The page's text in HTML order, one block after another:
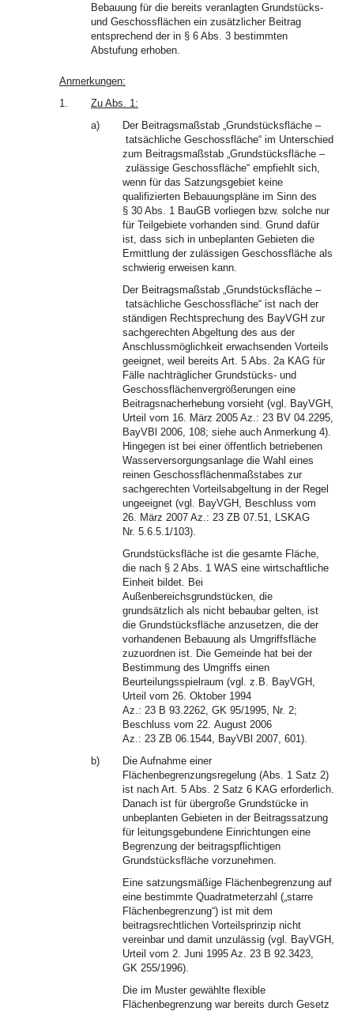
Bebauung für die bereits veranlagten Grundstücks-
und Geschossflächen ein zusätzlicher Beitrag
entsprechend der in § 6 Abs. 3 bestimmten
Abstufung erhoben.
Anmerkungen:
1.
Zu Abs. 1:
a)
Der Beitragsmaßstab „Grundstücksfläche –
tatsächliche Geschossfläche“ im Unterschied
zum Beitragsmaßstab „Grundstücksfläche –
zulässige Geschossfläche“ empfiehlt sich,
wenn für das Satzungsgebiet keine
qualifizierten Bebauungspläne im Sinn des
§ 30 Abs. 1 BauGB vorliegen bzw. solche nur
für Teilgebiete vorhanden sind. Grund dafür
ist, dass sich in unbeplanten Gebieten die
Ermittlung der zulässigen Geschossfläche als
schwierig erweisen kann.
Der Beitragsmaßstab „Grundstücksfläche –
tatsächliche Geschossfläche“ ist nach der
ständigen Rechtsprechung des BayVGH zur
sachgerechten Abgeltung des aus der
Anschlussmöglichkeit erwachsenden Vorteils
geeignet, weil bereits Art. 5 Abs. 2a KAG für
Fälle nachträglicher Grundstücks- und
Geschossflächenvergrößerungen eine
Beitragsnacherhebung vorsieht (vgl. BayVGH,
Urteil vom 16. März 2005 Az.: 23 BV 04.2295,
BayVBl 2006, 108; siehe auch Anmerkung 4).
Hingegen ist bei einer öffentlich betriebenen
Wasserversorgungsanlage die Wahl eines
reinen Geschossflächenmaßstabes zur
sachgerechten Vorteilsabgeltung in der Regel
ungeeignet (vgl. BayVGH, Beschluss vom
26. März 2007 Az.: 23 ZB 07.51, LSKAG
Nr. 5.6.5.1/103).
Grundstücksfläche ist die gesamte Fläche,
die nach § 2 Abs. 1 WAS eine wirtschaftliche
Einheit bildet. Bei
Außenbereichsgrundstücken, die
grundsätzlich als nicht bebaubar gelten, ist
die Grundstücksfläche anzusetzen, die der
vorhandenen Bebauung als Umgriffsfläche
zuzuordnen ist. Die Gemeinde hat bei der
Bestimmung des Umgriffs einen
Beurteilungsspielraum (vgl. z.B. BayVGH,
Urteil vom 26. Oktober 1994
Az.: 23 B 93.2262, GK 95/1995, Nr. 2;
Beschluss vom 22. August 2006
Az.: 23 ZB 06.1544, BayVBl 2007, 601).
b)
Die Aufnahme einer
Flächenbegrenzungsregelung (Abs. 1 Satz 2)
ist nach Art. 5 Abs. 2 Satz 6 KAG erforderlich.
Danach ist für übergroße Grundstücke in
unbeplanten Gebieten in der Beitragssatzung
für leitungsgebundene Einrichtungen eine
Begrenzung der beitragspflichtigen
Grundstücksfläche vorzunehmen.
Eine satzungsmäßige Flächenbegrenzung auf
eine bestimmte Quadratmeterzahl („starre
Flächenbegrenzung“) ist mit dem
beitragsrechtlichen Vorteilsprinzip nicht
vereinbar und damit unzulässig (vgl. BayVGH,
Urteil vom 2. Juni 1995 Az. 23 B 92.3423,
GK 255/1996).
Die im Muster gewählte flexible
Flächenbegrenzung war bereits durch Gesetz